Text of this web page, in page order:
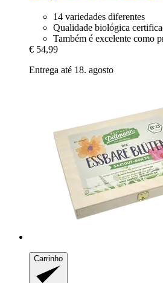
14 variedades diferentes
Qualidade biológica
Também é excelente como
€ 54,99
Entrega até 18. agosto
Carrinho